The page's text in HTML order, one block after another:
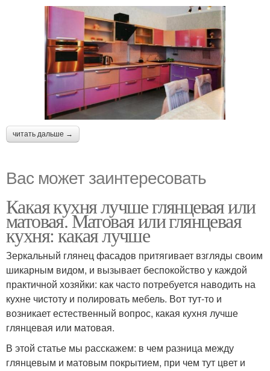
читать дальше →
Вас может заинтересовать
Какая кухня лучше глянцевая или
матовая. Матовая или глянцевая
кухня: какая лучше
Зеркальный глянец фасадов притягивает взгляды своим
шикарным видом, и вызывает беспокойство у каждой
практичной хозяйки: как часто потребуется наводить на
кухне чистоту и полировать мебель. Вот тут-то и
возникает естественный вопрос, какая кухня лучше
глянцевая или матовая.
В этой статье мы расскажем: в чем разница между
глянцевым и матовым покрытием, при чем тут цвет и